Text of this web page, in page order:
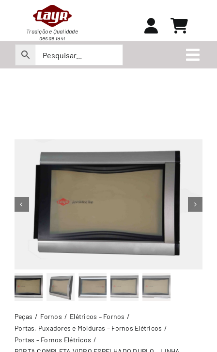
conteúdo
Tradição e Qualidade
desde 1941
Peças Fornos
Elétricos – Fornos
Portas, Puxadores e Molduras – Fornos Elétricos
Portas – Fornos Elétricos